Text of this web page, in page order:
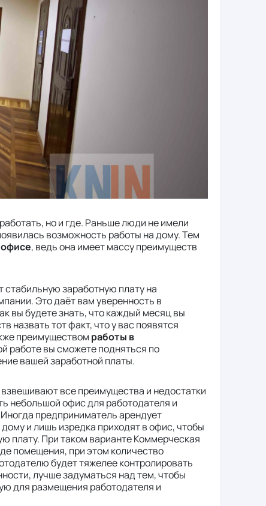
но и где. Раньше люди не имели
возможность работы на дому. Тем
, ведь она имеет массу преимуществ
заработную плату на
Это даёт вам уверенность в
вы будете знать, что каждый месяц вы
назвать тот факт, что у вас появятся
преимуществом работы в
работе вы сможете подняться по
вашей заработной платы.
все преимущества и недостатки
небольшой офис для работодателя и
предприниматель арендует
и лишь изредка приходят в офис, чтобы
плату. При таком варианте Коммерческая
помещения, при этом количество
будет тяжелее контролировать
лучше задуматься над тем, чтобы
для размещения работодателя и